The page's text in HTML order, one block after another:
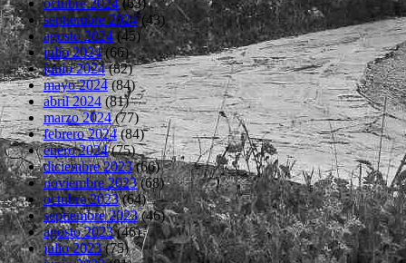
septiembre 2024(43)
agosto 2024(45)
julio 2024(66)
junio 2024(82)
mayo 2024(84)
abril 2024(81)
marzo 2024(77)
febrero 2024(84)
enero 2024(75)
diciembre 2023(66)
noviembre 2023(68)
octubre 2023(64)
septiembre 2023(46)
agosto 2023(46)
julio 2023(75)